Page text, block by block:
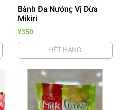
Bánh Đa Nướng Vị Dừa
Mikiri
¥350
HẾT HÀNG